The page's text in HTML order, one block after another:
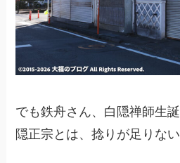
でも鉄舟さん、白隠禅師生
隠正宗とは、捻りが足りない